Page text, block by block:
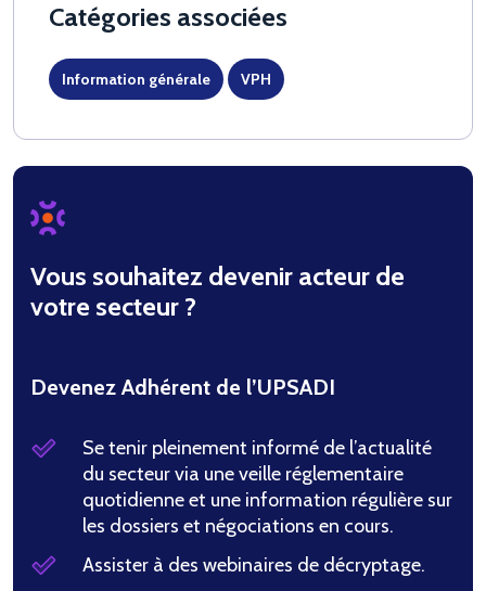
Catégories associées
Information générale VPH
Vous souhaitez devenir acteur de
votre secteur ?
Devenez Adhérent de l’UPSADI
Se tenir pleinement informé de l’actualité
du secteur via une veille réglementaire
quotidienne et une information régulière sur
les dossiers et négociations en cours.
Assister à des webinaires de décryptage.